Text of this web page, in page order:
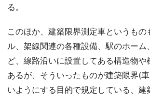
る。
このほか、建築限界測定車というもの
ル、架線関連の各種設備、駅のホーム
ど、線路沿いに設置してある構造物や
あるが、そういったものが建築限界(
いようにする目的で規定している、建